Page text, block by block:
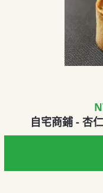
自宅商鋪 - 杏